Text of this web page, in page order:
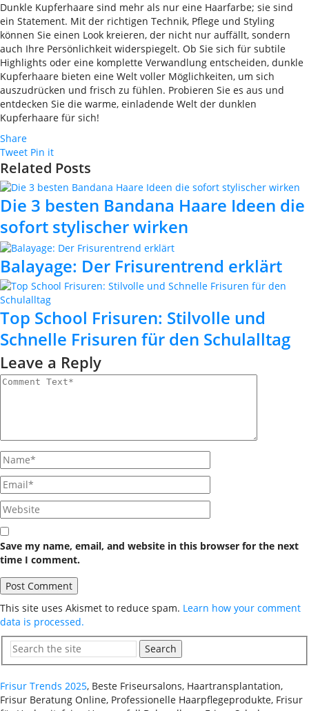
Dunkle Kupferhaare sind mehr als nur eine Haarfarbe; sie sind
ein Statement. Mit der richtigen Technik, Pflege und Styling
können Sie einen Look kreieren, der nicht nur auffällt, sondern
auch Ihre Persönlichkeit widerspiegelt. Ob Sie sich für subtile
Highlights oder eine komplette Verwandlung entscheiden, dunkle
Kupferhaare bieten eine Welt voller Möglichkeiten, um sich
auszudrücken und frisch zu fühlen. Probieren Sie es aus und
entdecken Sie die warme, einladende Welt der dunklen
Kupferhaare für sich!
Share
Tweet Pin it
Related Posts
Die 3 besten Bandana Haare Ideen die
sofort stylischer wirken
Balayage: Der Frisurentrend erklärt
Top School Frisuren: Stilvolle und
Schnelle Frisuren für den Schulalltag
Leave a Reply
Save my name, email, and website in this browser for the next
time I comment.
This site uses Akismet to reduce spam. Learn how your comment
data is processed.
Search
Frisur Trends 2025, Beste Friseursalons, Haartransplantation,
Frisur Beratung Online, Professionelle Haarpflegeprodukte, Frisur